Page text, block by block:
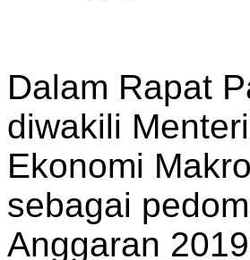
Dalam Rapat
diwakili
Ekonomi
sebagai
Anggaran